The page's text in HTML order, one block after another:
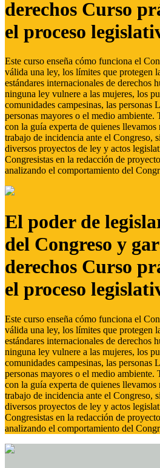
derechos Curso
el proceso
Este curso enseña cómo funciona el
válida una ley, los límites que protegen
estándares internacionales de derechos
ninguna ley vulnere a las mujeres, los
comunidades campesinas, las
personas mayores o el medio ambiente.
con la guía experta de quienes llevamos
trabajo de incidencia ante el Congreso,
diversos proyectos de ley y actos
Congresistas en la redacción de
analizando el comportamiento del
El poder de
del Congreso y
derechos Curso
el proceso
Este curso enseña cómo funciona el
válida una ley, los límites que protegen
estándares internacionales de derechos
ninguna ley vulnere a las mujeres, los
comunidades campesinas, las
personas mayores o el medio ambiente.
con la guía experta de quienes llevamos
trabajo de incidencia ante el Congreso,
diversos proyectos de ley y actos
Congresistas en la redacción de
analizando el comportamiento del